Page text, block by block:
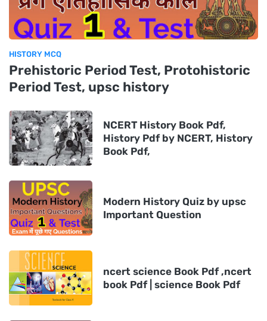
HISTORY MCQ
Prehistoric Period Test, Protohistoric
Period Test, upsc history
NCERT History Book Pdf,
History Pdf by NCERT, History
Book Pdf,
Modern History Quiz by upsc
Important Question
ncert science Book Pdf ,ncert
book Pdf | science Book Pdf